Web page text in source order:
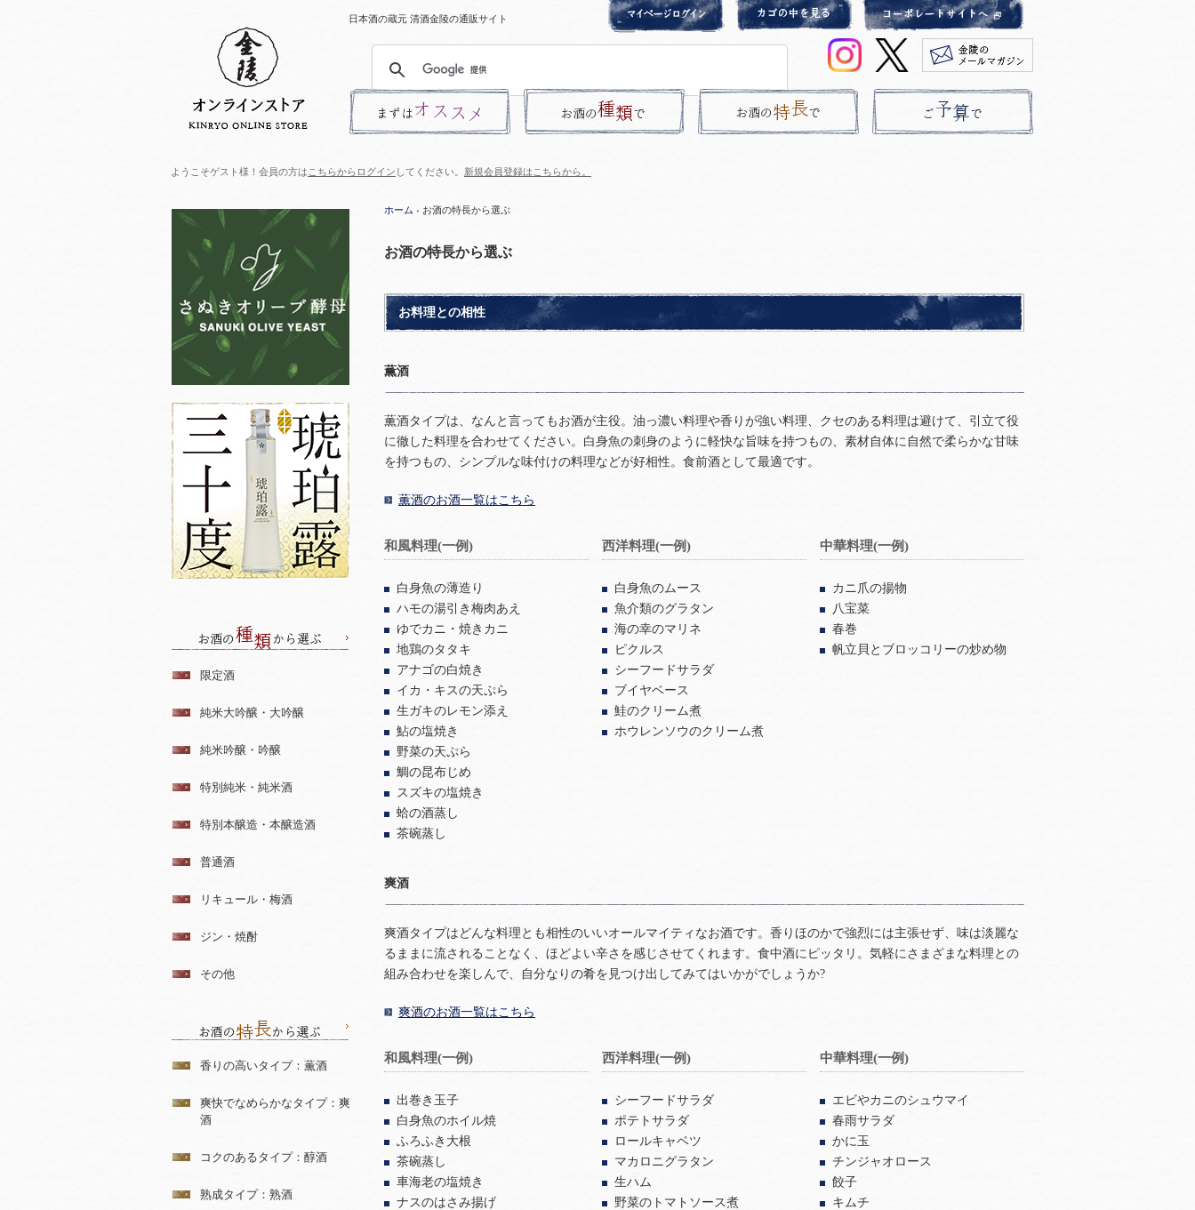
日本酒の蔵元 清酒金陵の通販サイト
ようこそゲスト様！会員の方は こちらからログイン してください。 新規会員登録はこちらから。
限定酒
純米大吟醸・大吟醸
純米吟醸・吟醸
特別純米・純米酒
特別本醸造・本醸造酒
普通酒
リキュール・梅酒
ジン・焼酎
その他
香りの高いタイプ：薫酒
爽快でなめらかなタイプ：爽
酒
コクのあるタイプ：醇酒
熟成タイプ：熟酒
ホーム › お酒の特長から選ぶ
お酒の特長から選ぶ
お料理との相性
薫酒
薫酒タイプは、なんと言ってもお酒が主役。油っ濃い料理や香りが強い料理、クセのある料理は避けて、引立て役
に徹した料理を合わせてください。白身魚の刺身のように軽快な旨味を持つもの、素材自体に自然で柔らかな甘味
を持つもの、シンプルな味付けの料理などが好相性。食前酒として最適です。
薫酒のお酒一覧はこちら
和風料理(一例)
白身魚の薄造り
ハモの湯引き梅肉あえ
ゆでカニ・焼きカニ
地鶏のタタキ
アナゴの白焼き
イカ・キスの天ぷら
生ガキのレモン添え
鮎の塩焼き
野菜の天ぷら
鯛の昆布じめ
スズキの塩焼き
蛤の酒蒸し
茶碗蒸し
西洋料理(一例)
白身魚のムース
魚介類のグラタン
海の幸のマリネ
ピクルス
シーフードサラダ
ブイヤベース
鮭のクリーム煮
ホウレンソウのクリーム煮
中華料理(一例)
カニ爪の揚物
八宝菜
春巻
帆立貝とブロッコリーの炒め物
爽酒
爽酒タイプはどんな料理とも相性のいいオールマイティなお酒です。香りほのかで強烈には主張せず、味は淡麗な
るままに流されることなく、ほどよい辛さを感じさせてくれます。食中酒にピッタリ。気軽にさまざまな料理との
組み合わせを楽しんで、自分なりの肴を見つけ出してみてはいかがでしょうか?
爽酒のお酒一覧はこちら
和風料理(一例)
出巻き玉子
白身魚のホイル焼
ふろふき大根
茶碗蒸し
車海老の塩焼き
ナスのはさみ揚げ
西洋料理(一例)
シーフードサラダ
ポテトサラダ
ロールキャベツ
マカロニグラタン
生ハム
野菜のトマトソース煮
中華料理(一例)
エビやカニのシュウマイ
春雨サラダ
かに玉
チンジャオロース
餃子
キムチ